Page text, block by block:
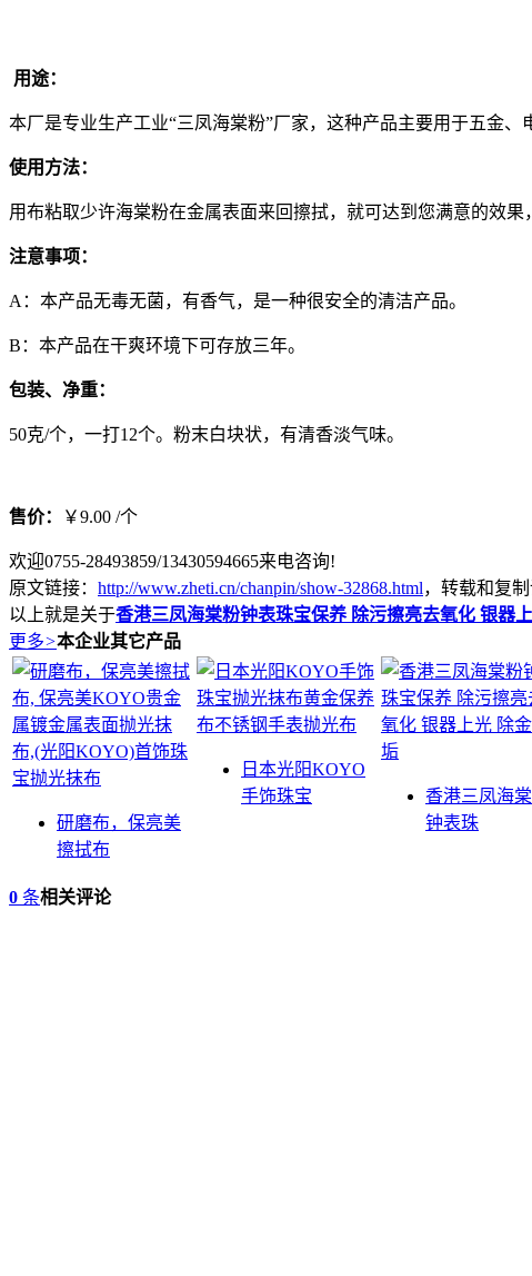
用途：
本厂是专业生产工业“三凤海棠粉”厂家，这种产品主要用于五金
使用方法：
用布粘取少许海棠粉在金属表面来回擦拭，就可达到您满意的效
注意事项：
A：本产品无毒无菌，有香气，是一种很安全的清洁产品。
B：本产品在干爽环境下可存放三年。
包装、净重：
50克/个，一打12个。粉末白块状，有清香淡气味。
售价： ￥9.00 /个
欢迎0755-28493859/13430594665来电咨询!
原文链接： http://www.zheti.cn/chanpin/show-32868.html，转载和复制
以上就是关于香港三凤海棠粉钟表珠宝保养 除污擦亮去氧化 银器
更多>本企业其它产品
研磨布，保亮美
擦拭布
日本光阳KOYO
手饰珠宝
香港三凤海
钟表珠
0 条相关评论